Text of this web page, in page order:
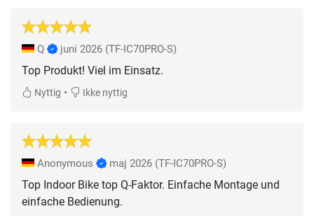
Q juni 2026 (TF-IC70PRO-S)
Top Produkt! Viel im Einsatz.
Nyttig • Ikke nyttig
Anonymous maj 2026 (TF-IC70PRO-S)
Top Indoor Bike top Q-Faktor. Einfache Montage und
einfache Bedienung.